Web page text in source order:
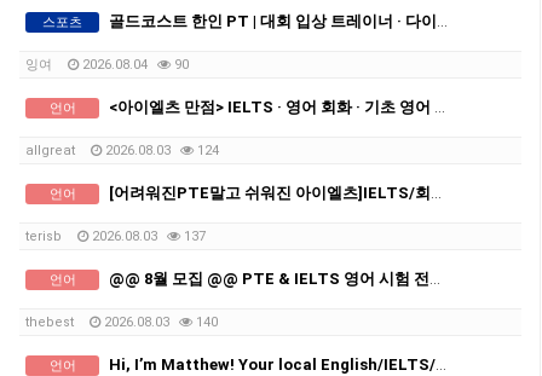
스포츠 골드코스트 한인 PT | 대회 입상 트레이너 · 다이어트 · 체형교정
잉여 2026.08.04 90
언어 <아이엘츠 만점> IELTS · 영어 회화 · 기초 영어 · 비즈니스 영어 전문 과외
allgreat 2026.08.03 124
언어 [어려워진PTE말고 쉬워진 아이엘츠]IELTS/회화,기초영어 단기고득점 쪽집게 맞춤 과외
terisb 2026.08.03 137
언어 @@ 8월 모집 @@ PTE & IELTS 영어 시험 전문! [18년 경력+ 여자 선생님들]
thebest 2026.08.03 140
언어 Hi, I’m Matthew! Your local English/IELTS/PTE Mentor. (1:1)